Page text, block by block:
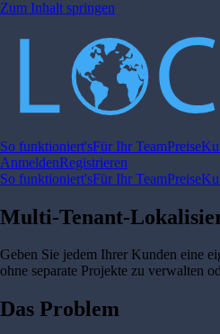
Zum Inhalt springen
So funktioniert'sFür Ihr TeamPreise
AnmeldenRegistrieren
So funktioniert'sFür Ihr TeamPreise
Multi-Tenant-
Geben Sie jedem Ihrer Kunden eine
ohne separate Projekte zu verwalten
Das Problem